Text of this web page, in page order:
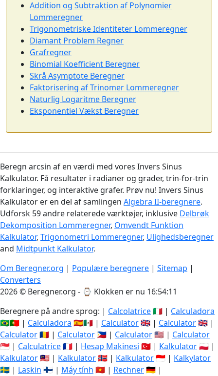
Addition og Subtraktion af Polynomier
Lommeregner
Trigonometriske Identiteter Lommeregner
Diamant Problem Regner
Grafregner
Binomial Koefficient Beregner
Skrå Asymptote Beregner
Faktorisering af Trinomer Lommeregner
Naturlig Logaritme Beregner
Eksponentiel Vækst Beregner
Beregn arcsin af en værdi med vores Invers Sinus
Kalkulator. Få resultater i radianer og grader, trin-for-trin
forklaringer, og interaktive grafer. Prøv nu! Invers Sinus
Kalkulator er en del af samlingen Algebra II-beregnere.
Udforsk 59 andre relaterede værktøjer, inklusive Delbrøk
Dekomposition Lommeregner, Omvendt Funktion
Kalkulator, Trigonometri Lommeregner, Ulighedsberegner
and Midtpunkt Kalkulator.
Om Beregner.org | Populære beregnere | Sitemap |
Converters
2026 © Beregner.org - ⌚ Klokken er nu 16:54:11
Beregnere på andre sprog: | Calcolatrice🇮🇹 | Calculadora
🇧🇷🇵🇹 | Calculadora 🇪🇸🇲🇽 | Calculator🇬🇧 | Calculator🇬🇧 |
Calculator🇷🇴 | Calculator 🇵🇭 | Calculator🇺🇸 | Calculator
🇸🇬 | Calculatrice🇫🇷 | Hesap Makinesi 🇹🇷 | Kalkulator🇵🇱 |
Kalkulator🇲🇾 | Kalkulator🇳🇴 | Kalkulator🇮🇩 | Kalkylator
🇸🇪 | Laskin 🇫🇮 | Máy tính 🇻🇳 | Rechner🇩🇪 |